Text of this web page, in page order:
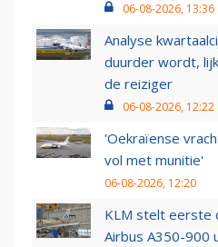
06-08-2026, 13:36
Analyse
duurder wordt,
de reiziger
06-08-2026, 12:22
'Oekraïense
vol met munitie'
06-08-2026, 12:20
KLM stelt eerste
Airbus A350-900